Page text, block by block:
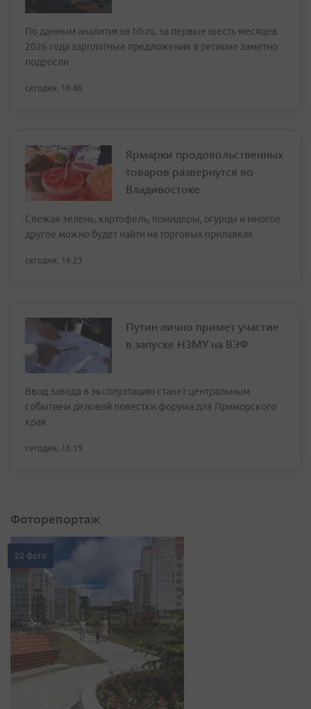
По данным аналитиков hh.ru, за первые шесть месяцев
2026 года зарплатные предложения в регионе заметно
подросли
сегодня, 16:46
Ярмарки продовольственных
товаров развернутся во
Владивостоке
Свежая зелень, картофель, помидоры, огурцы и многое
другое можно будет найти на торговых прилавках
сегодня, 16:23
Путин лично примет участие
в запуске НЗМУ на ВЭФ
Ввод завода в эксплуатацию станет центральным
событием деловой повестки форума для Приморского
края
сегодня, 16:19
Фоторепортаж
20 фото